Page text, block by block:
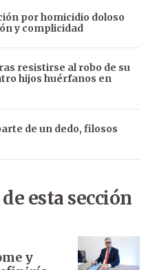
por homicidio doloso
y complicidad
resistirse al robo de su
hijos huérfanos en
de un dedo, filosos
esta sección
y